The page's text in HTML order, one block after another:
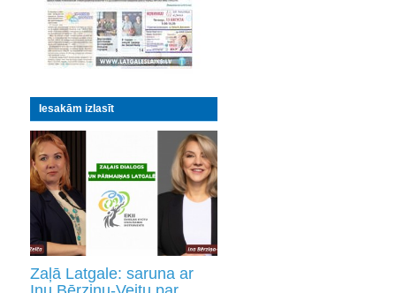
Iesakām izlasīt
Zaļā Latgale: saruna ar